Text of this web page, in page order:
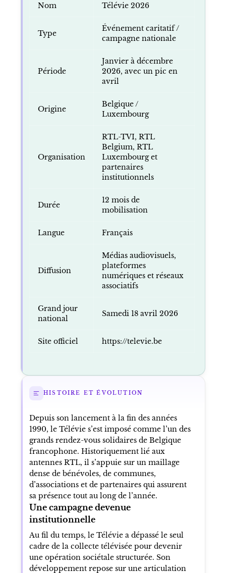
Nom Télévie 2026
Type
Événement caritatif /
campagne nationale
Période
Janvier à décembre
2026, avec un pic en
avril
Origine
Belgique /
Luxembourg
Organisation
RTL-TVI, RTL
Belgium, RTL
Luxembourg et
partenaires
institutionnels
Durée
12 mois de
mobilisation
Langue Français
Diffusion
Médias audiovisuels,
plateformes
numériques et réseaux
associatifs
Grand jour
national
Samedi 18 avril 2026
Site officiel https://televie.be
HISTOIRE ET ÉVOLUTION
Depuis son lancement à la fin des années
1990, le Télévie s’est imposé comme l’un des
grands rendez-vous solidaires de Belgique
francophone. Historiquement lié aux
antennes RTL, il s’appuie sur un maillage
dense de bénévoles, de communes,
d’associations et de partenaires qui assurent
sa présence tout au long de l’année.
Une campagne devenue
institutionnelle
Au fil du temps, le Télévie a dépassé le seul
cadre de la collecte télévisée pour devenir
une opération sociétale structurée. Son
développement repose sur une articulation